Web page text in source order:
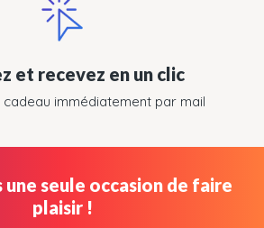
et recevez en un clic
cadeau immédiatement par mail
une seule occasion de faire
plaisir !